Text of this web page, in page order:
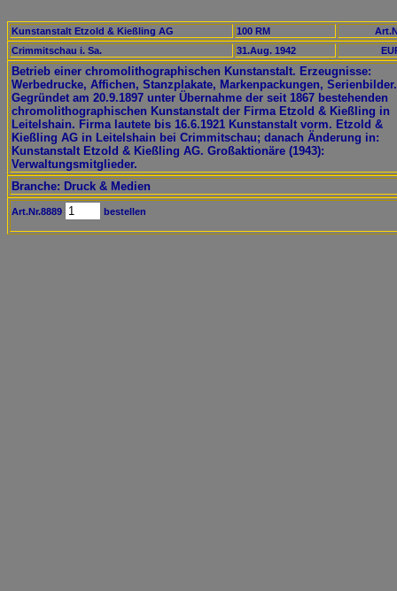
Kunstanstalt Etzold & Kießling AG 100 RM
Crimmitschau i. Sa.
31.Aug. 1942
Betrieb einer chromolithographischen Kunstanstalt. Erzeugnisse:
Werbedrucke, Affichen, Stanzplakate, Markenpackungen, Serienbilder.
Gegründet am 20.9.1897 unter Übernahme der seit 1867 bestehenden
chromolithographischen Kunstanstalt der Firma Etzold & Kießling in
Leitelshain. Firma lautete bis 16.6.1921 Kunstanstalt vorm. Etzold &
Kießling AG in Leitelshain bei Crimmitschau; danach Änderung in:
Kunstanstalt Etzold & Kießling AG. Großaktionäre (1943):
Verwaltungsmitglieder.
Branche: Druck & Medien
Art.Nr.8889 bestellen